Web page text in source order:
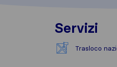
Servizi
Trasloco